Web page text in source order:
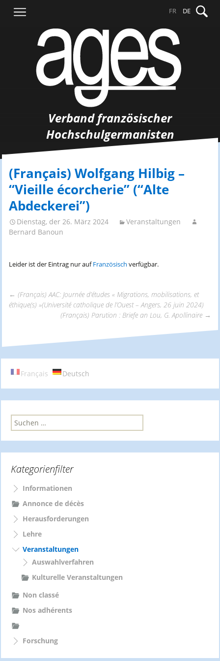
Inhalt
nach:
FR DE
Verband französischer
Hochschulgermanisten
(Français) Wolfgang Hilbig –
“Vieille écorcherie” (“Alte
Abdeckerei”)
Dienstag, der 26. März 2024
Veranstaltungen
Bernard Banoun
Leider ist der Eintrag nur aufFranzösisch verfügbar.
Beitrags-
Navigation
← (Français) AAC: Journée d’études « Migrations, mobilisations, et
éthique(s) »(Université catholique de l’Ouest – Angers, 26 juin 2024)
(Français) Parution : Briefe an Lou, G. Apollinaire →
Français Deutsch
S
u
n
a
h
Kategorienfilter
Informationen
Annonce de décès
Herausforderungen
Lehre
Veranstaltungen
Auswahlverfahren
Kulturelle Veranstaltungen
Non classé
Nos adhérents
Forschung